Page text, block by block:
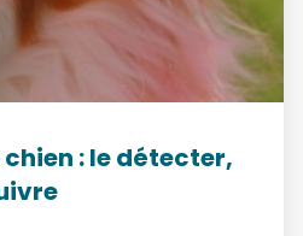
: le détecter,